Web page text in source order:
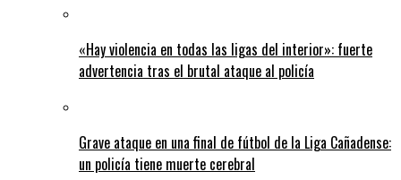
«Hay violencia en todas las ligas del interior»: fuerte
advertencia tras el brutal ataque al policía
Grave ataque en una final de fútbol de la Liga Cañadense:
un policía tiene muerte cerebral